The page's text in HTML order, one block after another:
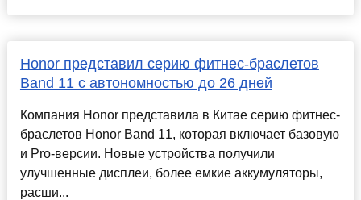
Honor представил серию фитнес-браслетов
Band 11 с автономностью до 26 дней
Компания Honor представила в Китае серию фитнес-
браслетов Honor Band 11, которая включает базовую
и Pro-версии. Новые устройства получили
улучшенные дисплеи, более емкие аккумуляторы,
расши...